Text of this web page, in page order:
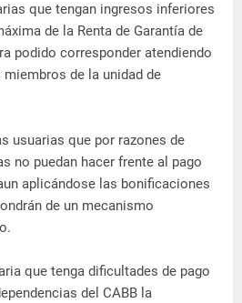
que tengan ingresos inferiores
de la Renta de Garantía de
podido corresponder atendiendo
de la unidad de
usuarias que por razones de
no puedan hacer frente al pago
aplicándose las bonificaciones
de un mecanismo
que tenga dificultades de pago
del CABB la